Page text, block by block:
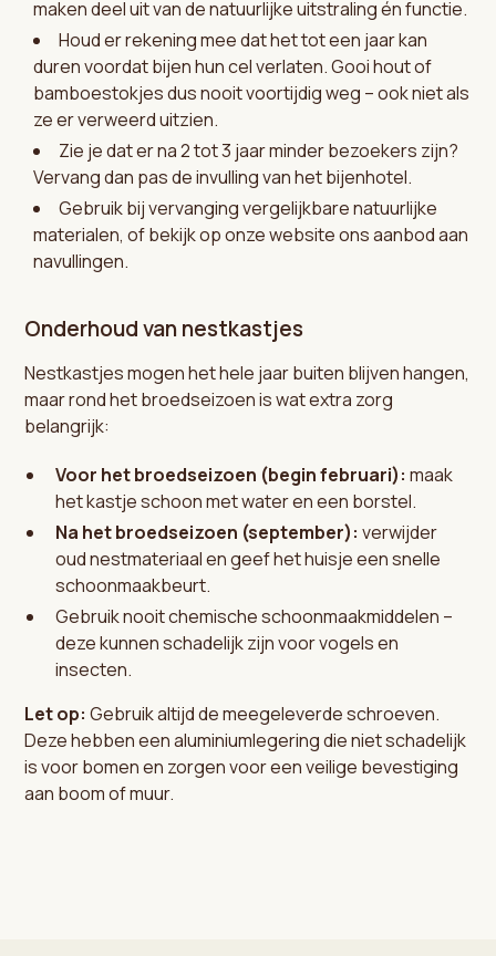
maken deel uit van de natuurlijke uitstraling én functie.
Houd er rekening mee dat het tot een jaar kan
duren voordat bijen hun cel verlaten. Gooi hout of
bamboestokjes dus nooit voortijdig weg – ook niet als
ze er verweerd uitzien.
Zie je dat er na 2 tot 3 jaar minder bezoekers zijn?
Vervang dan pas de invulling van het bijenhotel.
Gebruik bij vervanging vergelijkbare natuurlijke
materialen, of bekijk op onze website ons aanbod aan
navullingen.
Onderhoud van nestkastjes
Nestkastjes mogen het hele jaar buiten blijven hangen,
maar rond het broedseizoen is wat extra zorg
belangrijk:
Voor het broedseizoen (begin februari): maak
het kastje schoon met water en een borstel.
Na het broedseizoen (september): verwijder
oud nestmateriaal en geef het huisje een snelle
schoonmaakbeurt.
Gebruik nooit chemische schoonmaakmiddelen –
deze kunnen schadelijk zijn voor vogels en
insecten.
Let op: Gebruik altijd de meegeleverde schroeven.
Deze hebben een aluminiumlegering die niet schadelijk
is voor bomen en zorgen voor een veilige bevestiging
aan boom of muur.